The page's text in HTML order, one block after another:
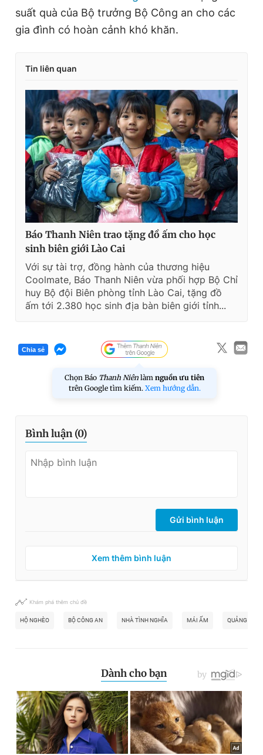
suất quà của Bộ trưởng Bộ Công an cho các
gia đình có hoàn cảnh khó khăn.
Tin liên quan
Báo Thanh Niên trao tặng đồ ấm cho học
sinh biên giới Lào Cai
Với sự tài trợ, đồng hành của thương hiệu
Coolmate, Báo Thanh Niên vừa phối hợp Bộ Chỉ
huy Bộ đội Biên phòng tỉnh Lào Cai, tặng đồ
ấm tới 2.380 học sinh địa bàn biên giới tỉnh...
Chia sẻ
Chọn Báo Thanh Niên làm nguồn ưu tiên
trên Google tìm kiếm. Xem hướng dẫn.
Bình luận (0)
Gửi bình luận
Xem thêm bình luận
Khám phá thêm chủ đề
HỘ NGHÈO BỘ CÔNG AN NHÀ TÌNH NGHĨA MÁI ẤM QUẢNG TRỊ